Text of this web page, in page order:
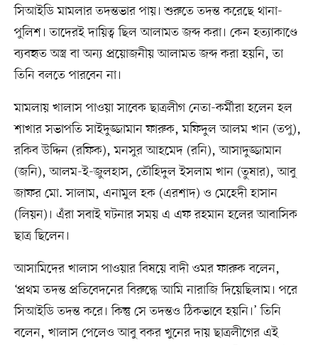
সিআইডি মামলার তদন্তভার পায়। শুরুতে তদন্ত করেছে থানা-
পুলিশ। তাদেরই দায়িত্ব ছিল আলামত জব্দ করা। কেন হত্যাকাণ্ডে
ব্যবহৃত অস্ত্র বা অন্য প্রয়োজনীয় আলামত জব্দ করা হয়নি, তা
তিনি বলতে পারবেন না।
মামলায় খালাস পাওয়া সাবেক ছাত্রলীগ নেতা-কর্মীরা হলেন হল
শাখার সভাপতি সাইদুজ্জামান ফারুক, মফিদুল আলম খান (তপু),
রকিব উদ্দিন (রফিক), মনসুর আহমেদ (রনি), আসাদুজ্জামান
(জনি), আলম-ই-জুলহাস, তৌহিদুল ইসলাম খান (তুষার), আবু
জাফর মো. সালাম, এনামুল হক (এরশাদ) ও মেহেদী হাসান
(লিয়ন)। এঁরা সবাই ঘটনার সময় এ এফ রহমান হলের আবাসিক
ছাত্র ছিলেন।
আসামিদের খালাস পাওয়ার বিষয়ে বাদী ওমর ফারুক বলেন,
‘প্রথম তদন্ত প্রতিবেদনের বিরুদ্ধে আমি নারাজি দিয়েছিলাম। পরে
সিআইডি তদন্ত করে। কিন্তু সে তদন্তও ঠিকভাবে হয়নি।’ তিনি
বলেন, খালাস পেলেও আবু বকর খুনের দায় ছাত্রলীগের এই